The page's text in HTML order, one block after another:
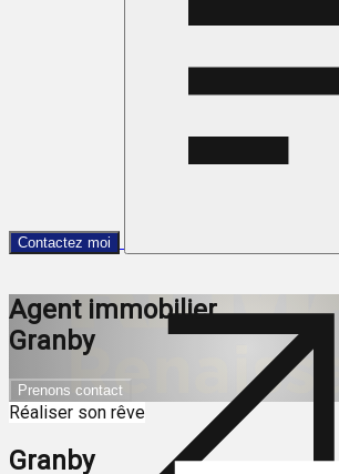
Contactez moi
Agent immobilier
Granby
Prenons contact
Réaliser son rêve
Granby